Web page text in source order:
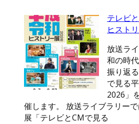
テレビ
ヒスト
放送ラ
和の時
振り返
で見る
2026」
催します。 放送ライブラリー
展「テレビとCMで見る